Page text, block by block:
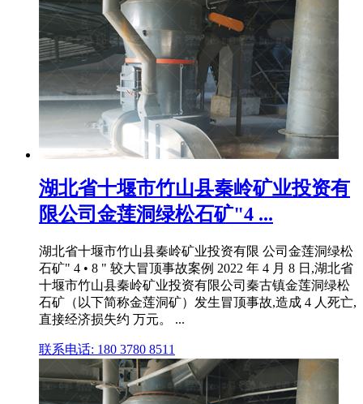
湖北省十堰市竹山县秦岭矿业投资有
限公司金莲洞绿松石矿"4 ...
湖北省十堰市竹山县秦岭矿业投资有限 公司金莲洞绿松
石矿" 4 • 8 " 较大冒顶事故案例 2022 年 4 月 8 日,湖北省
十堰市竹山县秦岭矿业投资有限公司秦古镇金莲洞绿松
石矿（以下简称金莲洞矿）发生冒顶事故,造成 4 人死亡,
直接经济损失约 万元。 ...
联系电话: 180 3780 8511